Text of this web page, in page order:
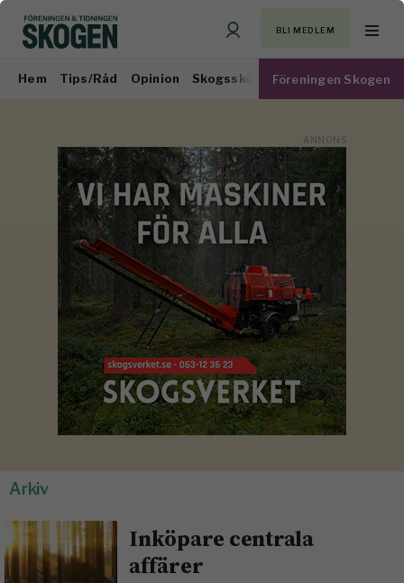
BLI MEDLEM
Hem Tips/Råd Opinion Skogsskötsel Virkesmarknad
Föreningen Skogen
Arkiv
Inköpare centrala
affärer